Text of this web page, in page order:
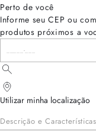
Perto de você
Informe seu CEP ou
produtos próximos a
Utilizar minha localização
Descrição e Características